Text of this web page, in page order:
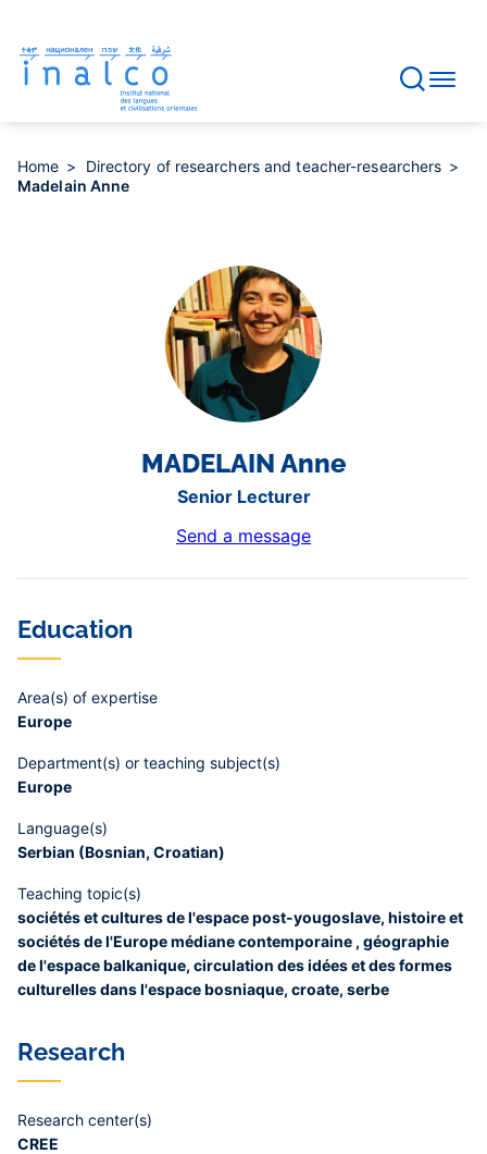
main
content
Home
Directory of researchers and teacher-researchers
Madelain Anne
MADELAIN Anne
Senior Lecturer
Send a message
Education
Area(s) of expertise
Europe
Department(s) or teaching subject(s)
Europe
Language(s)
Serbian (Bosnian, Croatian)
Teaching topic(s)
sociétés et cultures de l'espace post-yougoslave, histoire et
sociétés de l'Europe médiane contemporaine , géographie
de l'espace balkanique, circulation des idées et des formes
culturelles dans l'espace bosniaque, croate, serbe
Research
Research center(s)
CREE